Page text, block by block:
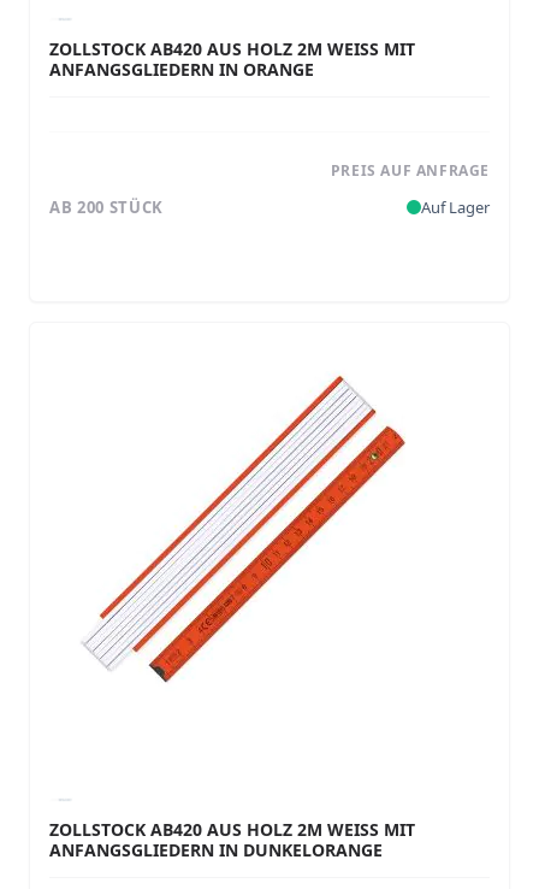
ZOLLSTOCK AB420 AUS HOLZ 2M WEISS MIT A
NFANGSGLIEDERN IN ORANGE
PREIS AUF ANFRAGE
AB 200 STÜCK Auf Lager
ZOLLSTOCK AB420 AUS HOLZ 2M WEISS MIT A
NFANGSGLIEDERN IN DUNKELORANGE